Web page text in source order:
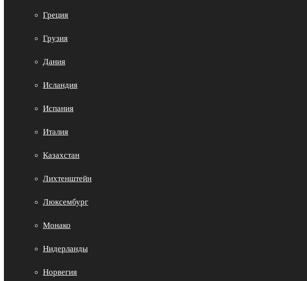
Греция
Грузия
Дания
Исландия
Испания
Италия
Казахстан
Лихтенштейн
Люксембург
Монако
Нидерланды
Норвегия